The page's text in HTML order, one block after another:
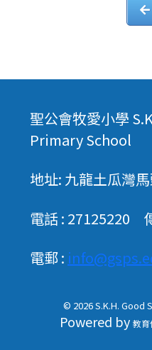
聖公會牧愛小學
Primary School
地址: 九龍土瓜灣
電話 : 27125220
電郵 :
© 2026S.K.H. Good
Powered by 教育